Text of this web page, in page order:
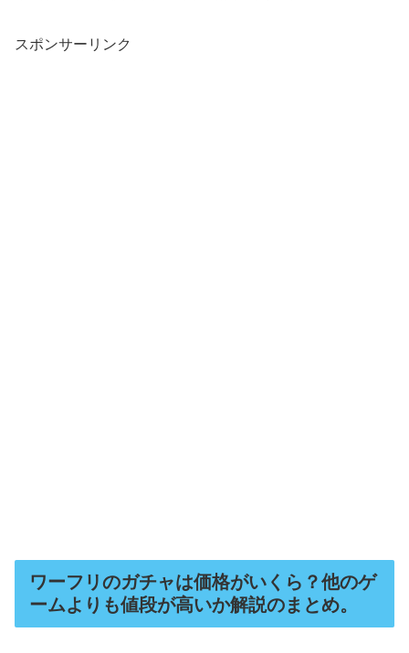
スポンサーリンク
ワーフリのガチャは価格がいくら？他のゲ
ームよりも値段が高いか解説のまとめ。